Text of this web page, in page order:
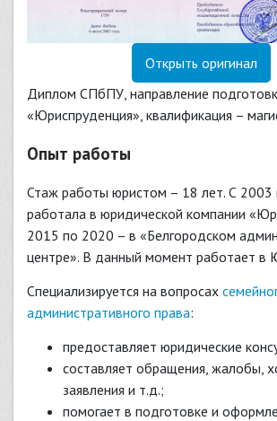
Открыть оригинал
Диплом СПбПУ, направление
«Юриспруденция», квалификация –
Опыт работы
Стаж работы юристом – 18 лет. С 2003
работала в юридической компании
2015 по 2020 – в «Белгородском
центре». В данный момент работает в
Специализируется на вопросах
административного права:
предоставляет юридические
составляет обращения, жалобы,
заявления и т.д.;
помогает в подготовке и